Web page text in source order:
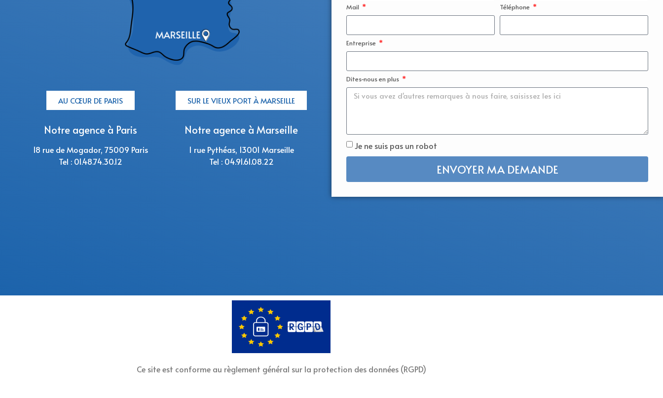
AU CŒUR DE PARIS
Notre agence à Paris
18 rue de Mogador, 75009 Paris
Tel : 01.48.74.30.12
SUR LE VIEUX PORT À MARSEILLE
Notre agence à Marseille
1 rue Pythéas, 13001 Marseille
Tel : 04.91.61.08.22
Mail Téléphone
Entreprise
Dites-nous en plus
Je ne suis pas un robot
ENVOYER MA DEMANDE
Ce site est conforme au règlement général sur la protection des données (RGPD)